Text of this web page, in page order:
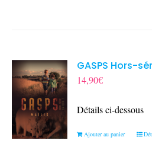
GASPS Hors-
14,90€
Détails ci-dessous
Ajouter au panier